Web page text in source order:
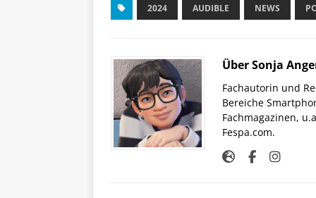
2024 AUDIBLE NEWS
Über Sonja
Fachautorin und
Bereiche
Fachmagazinen,
Fespa.com.